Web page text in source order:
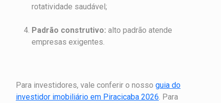
rotatividade saudável;
Padrão construtivo: alto padrão atende
empresas exigentes.
Para investidores, vale conferir o nosso guia do
investidor imobiliário em Piracicaba 2026. Para